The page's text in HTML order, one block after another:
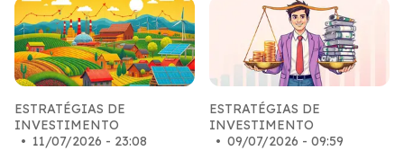
ESTRATÉGIAS DE
INVESTIMENTO
• 11/07/2026 - 23:08
ESTRATÉGIAS DE
INVESTIMENTO
• 09/07/2026 - 09:59